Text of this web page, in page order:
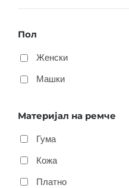
Пол
Женски
Машки
Материјал на ремче
Гума
Кожа
Платно